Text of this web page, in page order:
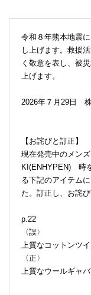
令和８年熊本地震
し上げます。救援
く敬意を表し、被
上げます。
2026年７月29日
【お詫びと訂正】
現在発売中のメン
KI(ENHYPEN) 時
る下記のアイテム
た。訂正し、お詫び
p.22
〈誤〉
上質なコットンツ
〈正〉
上質なウールギャ